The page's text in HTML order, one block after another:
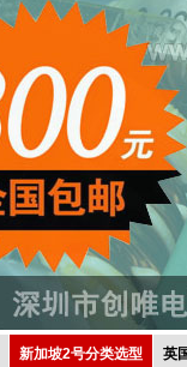
新加坡2号分类选型 英